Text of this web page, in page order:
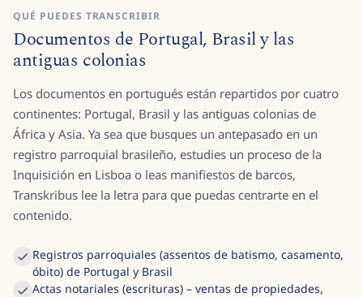
QUÉ PUEDES TRANSCRIBIR
Documentos de Portugal, Brasil y las
antiguas colonias
Los documentos en portugués están repartidos por cuatro
continentes: Portugal, Brasil y las antiguas colonias de
África y Asia. Ya sea que busques un antepasado en un
registro parroquial brasileño, estudies un proceso de la
Inquisición en Lisboa o leas manifiestos de barcos,
Transkribus lee la letra para que puedas centrarte en el
contenido.
Registros parroquiales (assentos de batismo, casamento,
óbito) de Portugal y Brasil
Actas notariales (escrituras) – ventas de propiedades,